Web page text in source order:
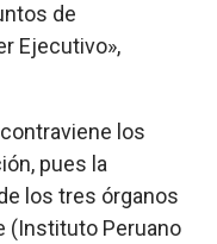
de
Ejecutivo»,
los
pues la
los tres órganos
(Instituto Peruano